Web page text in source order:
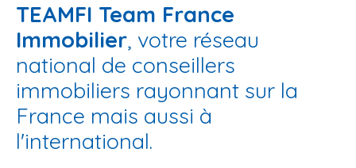
TEAMFI Team France
Immobilier, votre réseau
national de conseillers
immobiliers rayonnant sur la
France mais aussi à
l'international.